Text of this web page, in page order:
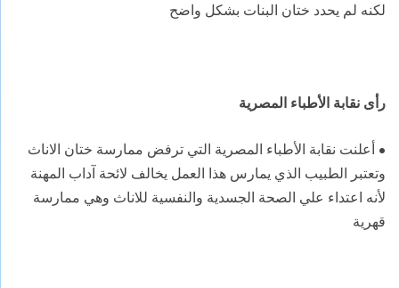
لكنه لم يحدد ختان البنات بشكل واضح
رأى نقابة الأطباء المصرية
• أعلنت نقابة الأطباء المصرية التي ترفض ممارسة ختان الاناث
وتعتبر الطبيب الذي يمارس هذا العمل يخالف لائحة آداب المهنة
لأنه اعتداء علي الصحة الجسدية والنفسية للاناث وهي ممارسة
قهرية